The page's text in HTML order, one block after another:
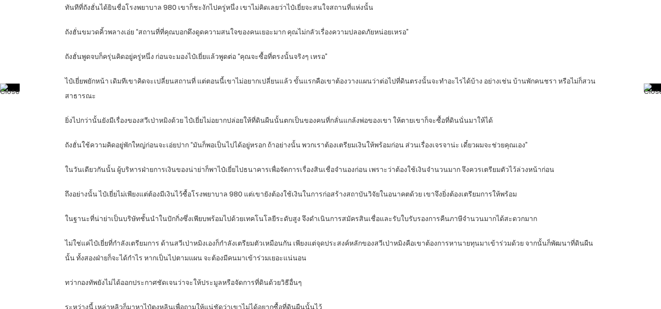
ทันทีที่ถังฮั่นได้ยินชื่อโรงพยาบาล 980 เขาก็ชะงักไปครู่หนึ่ง เขาไม่คิดเลยว่าไป๋เยี่ยจะสนใจสถานที่แห่งนั้น
ถังฮั่นขมวดคิ้วพลางเอ่ย “สถานที่ที่คุณบอกดึงดูดความสนใจของคนเยอะมาก คุณไม่กลัวเรื่องความปลอดภัยหน่อยเหรอ”
ถังฮั่นพูดจบก็ครุ่นคิดอยู่ครู่หนึ่ง ก่อนจะมองไป๋เยี่ยแล้วพูดต่อ “คุณจะซื้อที่ตรงนั้นจริงๆ เหรอ”
ไป๋เยี่ยพยักหน้า เดิมทีเขาคิดจะเปลี่ยนสถานที่ แต่ตอนนี้เขาไม่อยากเปลี่ยนแล้ว ขั้นแรกคือเขาต้องวางแผนว่าต่อไปที่ดินตรงนั้นจะทำอะไรได้บ้าง อย่างเช่น บ้านพักคนชรา หรือไม่ก็สวน
สาธารณะ
ยิ่งไปกว่านั้นยังมีเรื่องของสวีเป่าหมิงด้วย ไป๋เยี่ยไม่อยากปล่อยให้ที่ดินผืนนั้นตกเป็นของคนที่กลั่นแกล้งพ่อของเขา ให้ตายเขาก็จะซื้อที่ดินนั่นมาให้ได้
ถังฮั่นใช้ความคิดอยู่พักใหญ่ก่อนจะเอ่ยปาก “มันก็พอเป็นไปได้อยู่หรอก ถ้าอย่างนั้น พวกเราต้องเตรียมเงินให้พร้อมก่อน ส่วนเรื่องเจรจาน่ะ เดี๋ยวผมจะช่วยคุณเอง”
ในวันเดียวกันนั้น ผู้บริหารฝ่ายการเงินของน่าย่าก็พาไป๋เยี่ยไปธนาคารเพื่อจัดการเรื่องสินเชื่อจำนองก่อน เพราะว่าต้องใช้เงินจำนวนมาก จึงควรเตรียมตัวไว้ล่วงหน้าก่อน
ถึงอย่างนั้น ไป๋เยี่ยไม่เพียงแต่ต้องมีเงินไว้ซื้อโรงพยาบาล 980 แต่เขายังต้องใช้เงินในการก่อสร้างสถาบันวิจัยในอนาคตด้วย เขาจึงยิ่งต้องเตรียมการให้พร้อม
ในฐานะที่น่าย่าเป็นบริษัทชั้นนำในปักกิ่งซึ่งเพียบพร้อมไปด้วยเทคโนโลยีระดับสูง จึงดำเนินการสมัครสินเชื่อและรับใบรับรองการคืนภาษีจำนวนมากได้สะดวกมาก
ไม่ใช่แค่ไป๋เยี่ยที่กำลังเตรียมการ ด้านสวีเป่าหมิงเองก็กำลังเตรียมตัวเหมือนกัน เพียงแต่จุดประสงค์หลักของสวีเป่าหมิงคือเขาต้องการหานายทุนมาเข้าร่วมด้วย จากนั้นก็พัฒนาที่ดินผืน
นั้น ทั้งสองฝ่ายก็จะได้กำไร หากเป็นไปตามแผน จะต้องมีคนมาเข้าร่วมเยอะแน่นอน
ทว่ากองทัพยังไม่ได้ออกประกาศชัดเจนว่าจะให้ประมูลหรือจัดการที่ดินด้วยวิธีอื่นๆ